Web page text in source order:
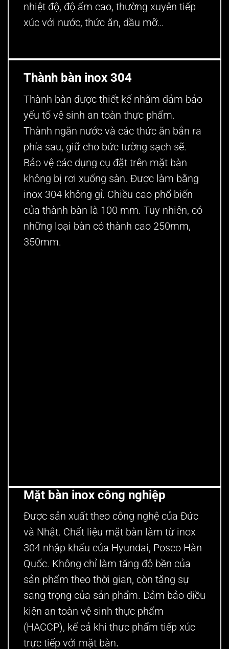
nhiệt độ, độ ẩm cao, thường xuyên tiếp
xúc với nước, thức ăn, dầu mỡ…
Thành bàn inox 304
Thành bàn được thiết kế nhằm đảm bảo
yếu tố vệ sinh an toàn thực phẩm.
Thành ngăn nước và các thức ăn bắn ra
phía sau, giữ cho bức tường sạch sẽ.
Bảo vệ các dụng cụ đặt trên mặt bàn
không bị rơi xuống sàn. Được làm bằng
inox 304 không gỉ. Chiều cao phổ biến
của thành bàn là 100 mm. Tuy nhiên, có
những loại bàn có thành cao 250mm,
350mm.
Mặt bàn inox công nghiệp
Được sản xuất theo công nghệ của Đức
và Nhật. Chất liệu mặt bàn làm từ inox
304 nhập khẩu của Hyundai, Posco Hàn
Quốc. Không chỉ làm tăng độ bền của
sản phẩm theo thời gian, còn tăng sự
sang trọng của sản phẩm. Đảm bảo điều
kiện an toàn vệ sinh thực phẩm
(HACCP), kể cả khi thực phẩm tiếp xúc
trực tiếp với mặt bàn.